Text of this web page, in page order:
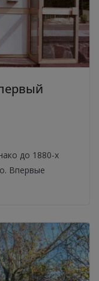
до 1880-х
Впервые